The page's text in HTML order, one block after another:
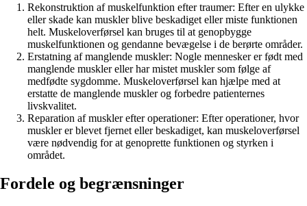
Rekonstruktion af muskelfunktion efter traumer: Efter en ulykke
eller skade kan muskler blive beskadiget eller miste funktionen
helt. Muskeloverførsel kan bruges til at genopbygge
muskelfunktionen og gendanne bevægelse i de berørte områder.
Erstatning af manglende muskler: Nogle mennesker er født med
manglende muskler eller har mistet muskler som følge af
medfødte sygdomme. Muskeloverførsel kan hjælpe med at
erstatte de manglende muskler og forbedre patienternes
livskvalitet.
Reparation af muskler efter operationer: Efter operationer, hvor
muskler er blevet fjernet eller beskadiget, kan muskeloverførsel
være nødvendig for at genoprette funktionen og styrken i
området.
Fordele og begrænsninger